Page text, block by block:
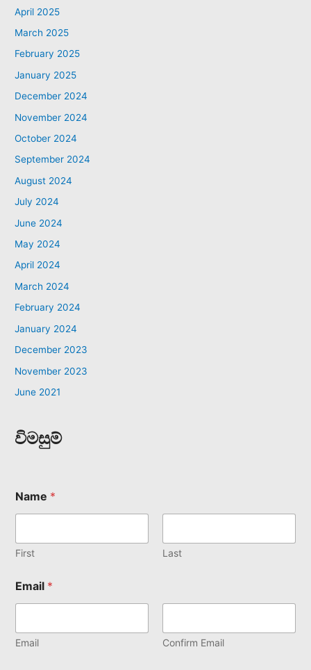
April 2025
March 2025
February 2025
January 2025
December 2024
November 2024
October 2024
September 2024
August 2024
July 2024
June 2024
May 2024
April 2024
March 2024
February 2024
January 2024
December 2023
November 2023
June 2021
විමසුම්
Name *
First Last
Email *
Email Confirm Email